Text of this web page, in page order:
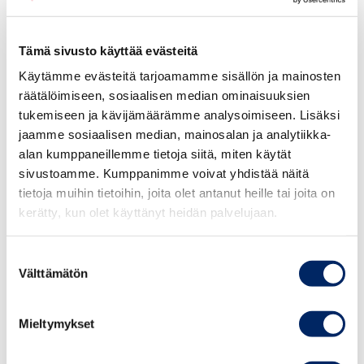
Tämä sivusto käyttää evästeitä
Käytämme evästeitä tarjoamamme sisällön ja mainosten
räätälöimiseen, sosiaalisen median ominaisuuksien
tukemiseen ja kävijämäärämme analysoimiseen. Lisäksi
jaamme sosiaalisen median, mainosalan ja analytiikka-
alan kumppaneillemme tietoja siitä, miten käytät
sivustoamme. Kumppanimme voivat yhdistää näitä
tietoja muihin tietoihin, joita olet antanut heille tai joita on
kerätty, kun olet käyttänyt heidän palvelujaan.
valinta
Välttämätön
Mieltymykset
Mainonnan kansainvälisten perussääntöjen 2 artiklan
mukaan mainos ei saa sisältää hyvän tavan vastaista
lausumaa tai kuvallista esitystä. Perussääntöjen 4 artiklan
1 kohdan mukaan mainoksessa ei saa suvaita
sukupuoleen perustuvaa syrjintää.
Mainonnan eettisen neuvoston hyvää markkinointitapaa
hyvän markkinointitavan vastainen, jos naista tai miestä
sukupuolta käytetään alentavalla, väheksyvällä tai
halventavalla tavalla tai jos naista tai miestä käytetään
seksiobjektina tai asiattomasti katseenvangitsijana eikä